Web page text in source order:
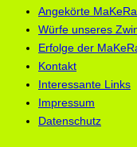
Angekörte
Würfe unseres
Erfolge der
Kontakt
Interessante Links
Impressum
Datenschutz